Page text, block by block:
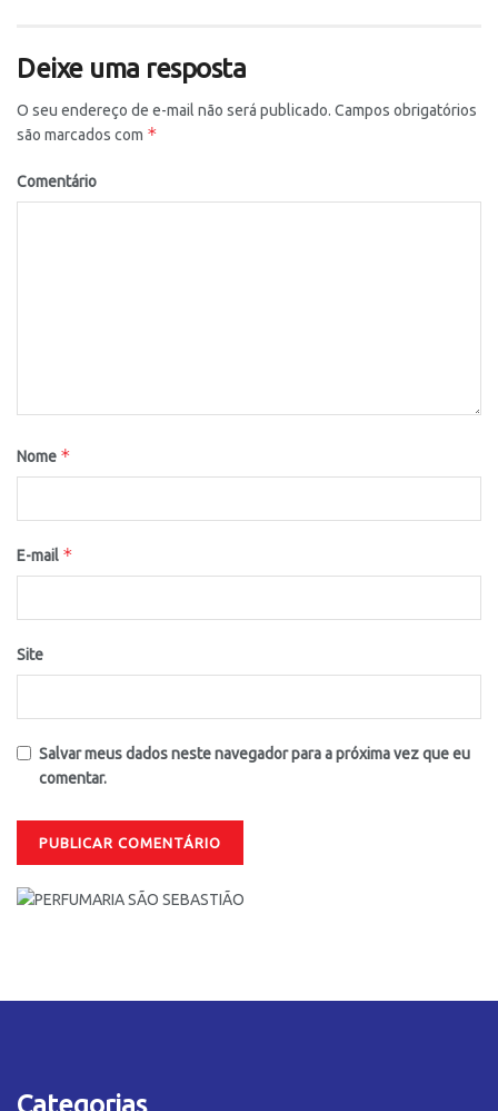
Deixe uma resposta
O seu endereço de e-mail não será publicado. Campos obrigatórios
são marcados com *
Comentário
Nome *
E-mail *
Site
Salvar meus dados neste navegador para a próxima vez que eu
comentar.
Categorias